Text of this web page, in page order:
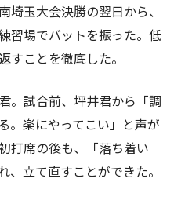
玉大会決勝の翌日から、
習場でバットを振った。低
すことを徹底した。
。試合前、坪井君から「調
。楽にやってこい」と声が
打席の後も、「落ち着い
、立て直すことができた。